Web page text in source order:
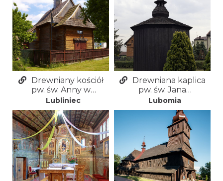
Drewniany kościół
pw. św. Anny w
Lublińcu
Lubliniec
Drewniana kaplica
pw. św. Jana
Nepomucena w
Lubomi
Lubomia